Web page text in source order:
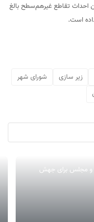
احداث تقاطع غیر‌هم‌سطح بالغ
زیر سازی
شورای شهر
و مجلس برای جهش